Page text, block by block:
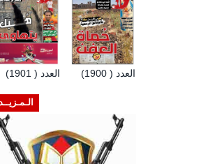
العدد ( 1901) العدد ( 1900)